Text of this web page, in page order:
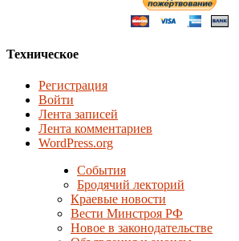
Техническое
Регистрация
Войти
Лента записей
Лента комментариев
WordPress.org
События
Бродячий лекторий
Краевые новости
Вести Минстроя РФ
Новое в законодательстве